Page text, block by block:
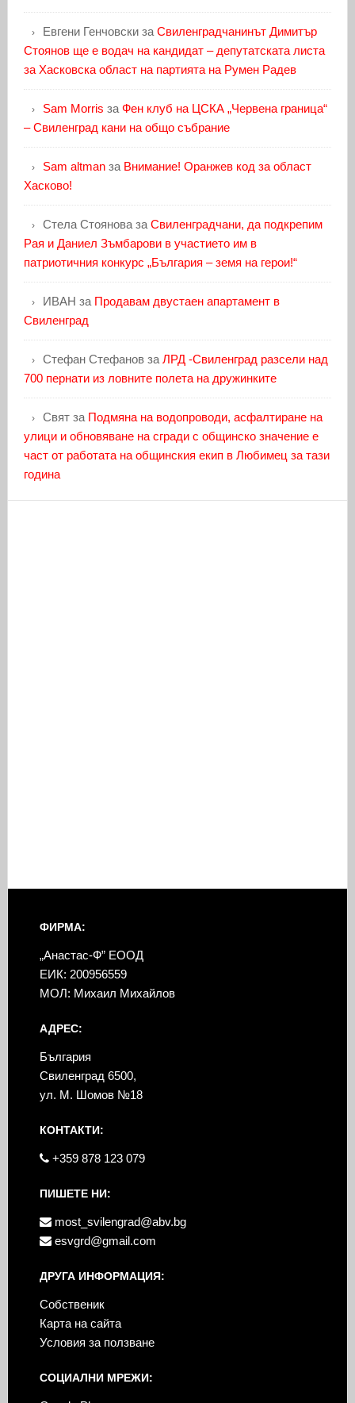
Евгени Генчовскиза Свиленградчанинът Димитър
Стоянов ще е водач на кандидат – депутатската листа
за Хасковска област на партията на Румен Радев
Sam Morris за Фен клуб на ЦСКА „Червена граница“
– Свиленград кани на общо събрание
Sam altmanза Внимание! Оранжев код за област
Хасково!
Стела Стояноваза Свиленградчани, да подкрепим
Рая и Даниел Зъмбарови в участието им в
патриотичния конкурс „България – земя на герои!“
ИВАН за Продавам двустаен апартамент в
Свиленград
Стефан Стефановза ЛРД -Свиленград разсели над
700 пернати из ловните полета на дружинките
Святза Подмяна на водопроводи, асфалтиране на
улици и обновяване на сгради с общинско значение е
част от работата на общинския екип в Любимец за тази
година
ФИРМА:
„Анастас-Ф” ЕООД
ЕИК: 200956559
МОЛ: Михаил Михайлов
АДРЕС:
България
Свиленград 6500,
ул. М. Шомов №18
КОНТАКТИ:
+359 878 123 079
ПИШЕТЕ НИ:
most_svilengrad@abv.bg
esvgrd@gmail.com
ДРУГА ИНФОРМАЦИЯ:
Собственик
Карта на сайта
Условия за ползване
СОЦИАЛНИ МРЕЖИ: